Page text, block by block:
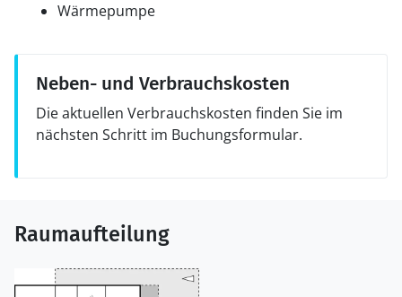
Wärmepumpe
Neben- und Verbrauchskosten
Die aktuellen Verbrauchskosten finden Sie im
nächsten Schritt im Buchungsformular.
Raumaufteilung